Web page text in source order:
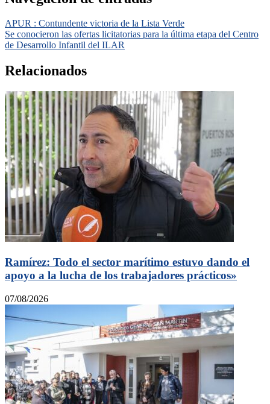
APUR : Contundente victoria de la Lista Verde
Se conocieron las ofertas licitatorias para la última etapa del Centro
de Desarrollo Infantil del ILAR
Relacionados
Ramírez: Todo el sector marítimo estuvo dando el
apoyo a la lucha de los trabajadores prácticos»
07/08/2026